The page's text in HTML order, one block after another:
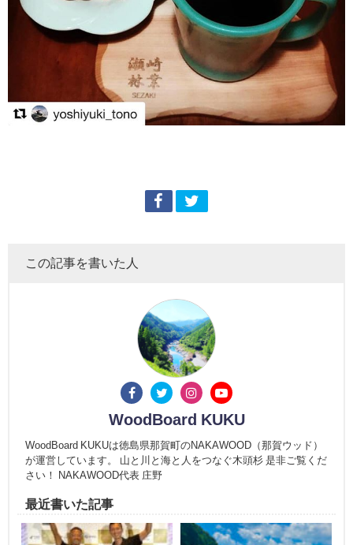
この記事を書いた人
WoodBoard KUKU
WoodBoard KUKUは徳島県那賀町のNAKAWOOD（那賀ウッド）
が運営しています。 山と川と海と人をつなぐ木頭杉 是非ご覧くだ
さい！ NAKAWOOD代表 庄野
最近書いた記事